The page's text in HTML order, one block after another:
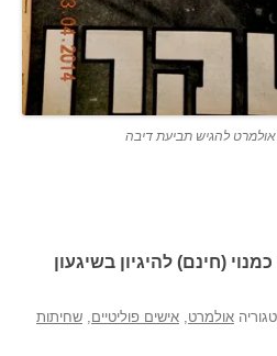
להגיש תביעת דיבה
כמנוי (חינם) להיגיון בשיגעון
אולמרט, אישים פוליטיים, שחיתות